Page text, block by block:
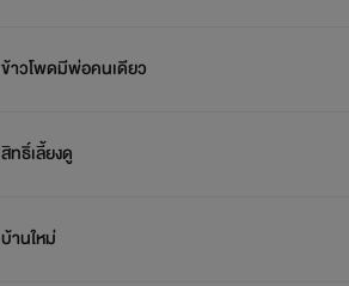
ข้าวโพดมีพ่อคนเดียว
สิทธิ์เลี้ยงดู
บ้านใหม่